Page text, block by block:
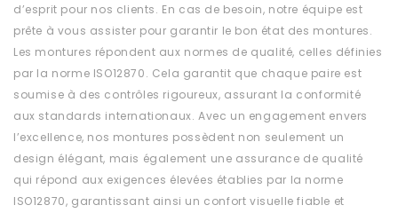
d’esprit pour nos clients. En cas de besoin, notre équipe est
prête à vous assister pour garantir le bon état des montures.
Les montures répondent aux normes de qualité, celles définies
par la norme ISO12870. Cela garantit que chaque paire est
soumise à des contrôles rigoureux, assurant la conformité
aux standards internationaux. Avec un engagement envers
l’excellence, nos montures possèdent non seulement un
design élégant, mais également une assurance de qualité
qui répond aux exigences élevées établies par la norme
ISO12870, garantissant ainsi un confort visuelle fiable et